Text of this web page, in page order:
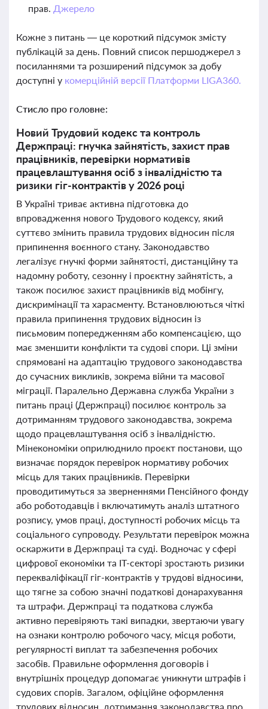
прав. Джерело
Кожне з питань — це короткий підсумок змісту
публікацій за день. Повний список першоджерел з
посиланнями та розширений підсумок за добу
доступні у комерційній версії Платформи LIGA360.
Стисло про головне:
Новий Трудовий кодекс та контроль
Держпраці: гнучка зайнятість, захист прав
працівників, перевірки нормативів
працевлаштування осіб з інвалідністю та
ризики гіг-контрактів у 2026 році
В Україні триває активна підготовка до
впровадження нового Трудового кодексу, який
суттєво змінить правила трудових відносин після
припинення воєнного стану. Законодавство
легалізує гнучкі форми зайнятості, дистанційну та
надомну роботу, сезонну і проєктну зайнятість, а
також посилює захист працівників від мобінгу,
дискримінації та харасменту. Встановлюються чіткі
правила припинення трудових відносин із
письмовим попередженням або компенсацією, що
має зменшити конфлікти та судові спори. Ці зміни
спрямовані на адаптацію трудового законодавства
до сучасних викликів, зокрема війни та масової
міграції. Паралельно Державна служба України з
питань праці (Держпраці) посилює контроль за
дотриманням трудового законодавства, зокрема
щодо працевлаштування осіб з інвалідністю.
Мінекономіки оприлюднило проєкт постанови, що
визначає порядок перевірок нормативу робочих
місць для таких працівників. Перевірки
проводитимуться за зверненнями Пенсійного фонду
або роботодавців і включатимуть аналіз штатного
розпису, умов праці, доступності робочих місць та
соціального супроводу. Результати перевірок можна
оскаржити в Держпраці та суді. Водночас у сфері
цифрової економіки та IT-секторі зростають ризики
перекваліфікації гіг-контрактів у трудові відносини,
що тягне за собою значні податкові донарахування
та штрафи. Держпраці та податкова служба
активно перевіряють такі випадки, звертаючи увагу
на ознаки контролю робочого часу, місця роботи,
регулярності виплат та забезпечення робочих
засобів. Правильне оформлення договорів і
внутрішніх процедур допомагає уникнути штрафів і
судових спорів. Загалом, офіційне оформлення
трудових відносин, дотримання законодавства про